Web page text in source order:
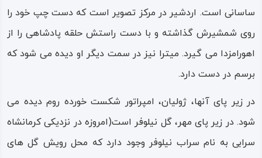
طاق کوچک
طاق کوچک در میان سنگ‌ نگاره تاج‌ گذاری اردشیر دوم و طاق
بزرگ قرار دارد و دارای فضایی مستطیلی است. این طاق شامل دو
می‌کشد.
این دو کتیبه به ترتیب شرح چگونگی به قدرت رسیدن شاهپور
ساسانی است. اردشیر در مرکز تصویر است که دست چپ خود را
روی شمشیرش گذاشته و با دست راستش حلقه پادشاهی را از
اهورامزدا می گیرد. میترا نیز در سمت دیگر او دیده می شود که
برسم در دست دارد.
در زیر پای آنها، ژولیان، امپراتور شکست خورده روم دیده می
شود. در زیر پای مهر، گل نیلوفر است(امروزه در نزدیکی کرمانشاه
سرابی به نام سراب نیلوفر وجود دارد که محل رویش گل های